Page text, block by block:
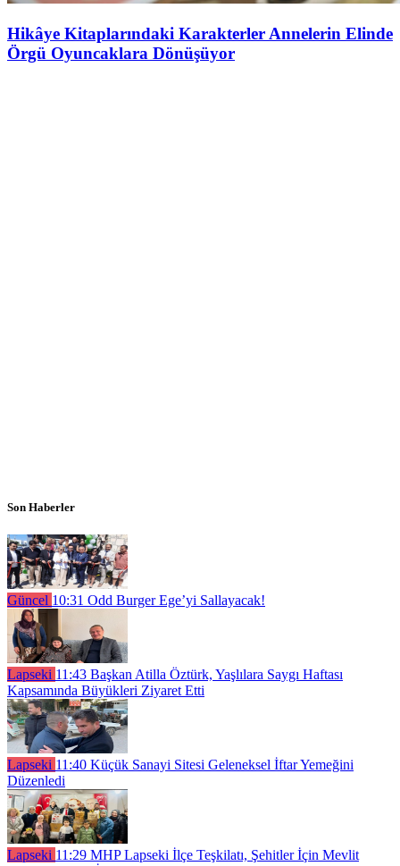
Hikâye Kitaplarındaki Karakterler Annelerin Elinde
Örgü Oyuncaklara Dönüşüyor
Son Haberler
Güncel 10:31 Odd Burger Ege’yi Sallayacak!
Lapseki 11:43 Başkan Atilla Öztürk, Yaşlılara Saygı Haftası
Kapsamında Büyükleri Ziyaret Etti
Lapseki 11:40 Küçük Sanayi Sitesi Geleneksel İftar Yemeğini
Düzenledi
Lapseki 11:29 MHP Lapseki İlçe Teşkilatı, Şehitler İçin Mevlit